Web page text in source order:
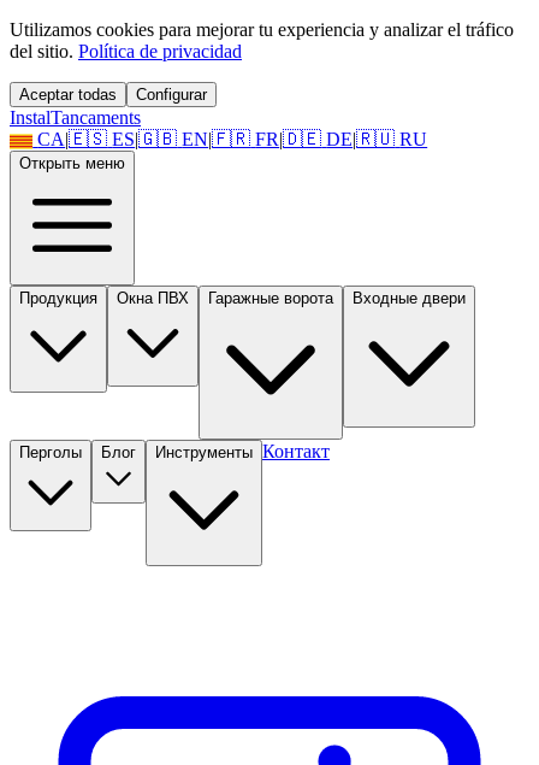
Utilizamos cookies para mejorar tu experiencia y analizar el tráfico
del sitio. Política de privacidad
Aceptar todas Configurar
InstalTancaments
CA|🇪🇸 ES|🇬🇧 EN|🇫🇷 FR|🇩🇪 DE|🇷🇺 RU
Открыть меню
Продукция Окна ПВХ Гаражные ворота Входные двери
Перголы Блог Инструменты Контакт